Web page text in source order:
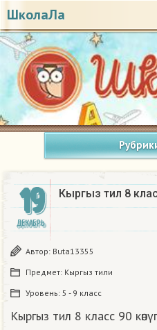
ШколаЛа
19
ДЕКАБРЬ
Кыргыз тил 8
Автор: Buta13355
Предмет: Кыргыз тили
Уровень: 5 - 9 класс
Кыргыз тил 8 класс 90